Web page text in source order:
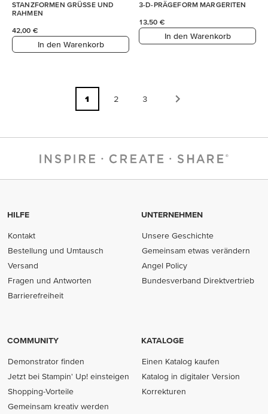
STANZFORMEN GRÜSSE UND
RAHMEN
42,00 €
In den Warenkorb
3-D-PRÄGEFORM MARGERITEN
13,50 €
In den Warenkorb
1 2 3
HILFE
Kontakt
Bestellung und Umtausch
Versand
Fragen und Antworten
Barrierefreiheit
UNTERNEHMEN
Unsere Geschichte
Gemeinsam etwas verändern
Angel Policy
Bundesverband Direktvertrieb
COMMUNITY
Demonstrator finden
Jetzt bei Stampin' Up! einsteigen
Shopping-Vorteile
Gemeinsam kreativ werden
KATALOGE
Einen Katalog kaufen
Katalog in digitaler Version
Korrekturen